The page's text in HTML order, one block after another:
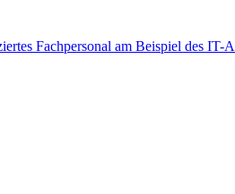
Fachpersonal am Beispiel des IT-